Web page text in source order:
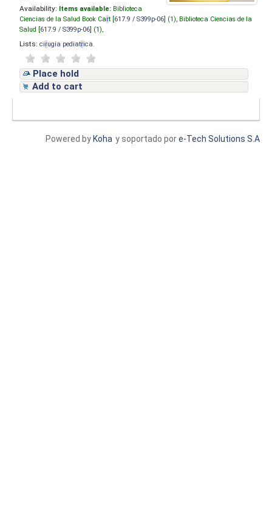
Availability: Items available: Biblioteca
Ciencias de la Salud Book Cart [ 617.9 / S399p-06 ] (1), Biblioteca Ciencias de la
Salud [ 617.9 / S399p-06 ] (1),
Lists: cirugia pediatrica
Place hold
Add to cart
y soportado pore-Tech Solutions S.A
Powered by Koha